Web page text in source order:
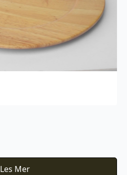
Les Mer